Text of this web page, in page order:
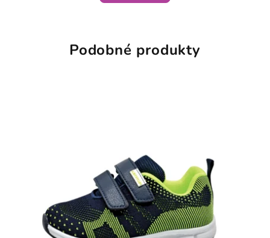
Podobné produkty